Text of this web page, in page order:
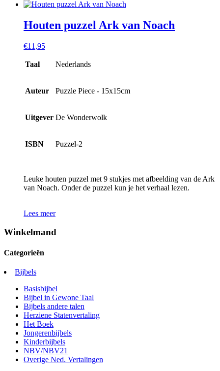
Houten puzzel Ark van Noach
€11,95
Taal Nederlands
Auteur Puzzle Piece - 15x15cm
Uitgever De Wonderwolk
ISBN Puzzel-2
Leuke houten puzzel met 9 stukjes met afbeelding van de Ark
van Noach. Onder de puzzel kun je het verhaal lezen.
Lees meer
Winkelmand
Categorieën
Bijbels
Basisbijbel
Bijbel in Gewone Taal
Bijbels andere talen
Herziene Statenvertaling
Het Boek
Jongerenbijbels
Kinderbijbels
NBV/NBV21
Overige Ned. Vertalingen